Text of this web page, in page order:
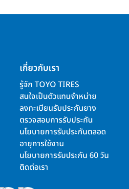
เกี่ยวกับเรา
รู้จัก TOYO TIRES
สนใจเป็นตัวแทนจำหน่าย
ลงทะเบียนรับประกันยาง
ตรวจสอบการรับประกัน
นโยบายการรับประกันตลอด
อายุการใช้งาน
นโยบายการรับประกัน 60 วัน
ติดต่อเรา